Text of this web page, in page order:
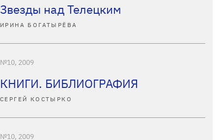
Звезды над Телецким
ИРИНА БОГАТЫРЁВА
№10, 2009
КНИГИ. БИБЛИОГРАФИЯ
СЕРГЕЙ КОСТЫРКО
№10, 2009